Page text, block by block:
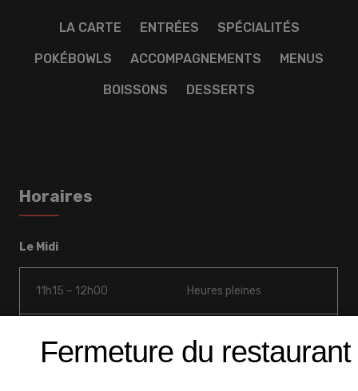
LA CARTE ENTRÉES SPÉCIALITÉS
POKÉBOWLS ACCOMPAGNEMENTS MENUS
BOISSONS DESSERTS
Horaires
Le Midi
11h15 – 12h00 Heures pleines
Heures de pointe
Fermeture du restaurant